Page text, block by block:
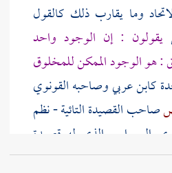
وما يقارب ذلك كالقول
يقولون : إن الوجود واحد
: هو الوجود الممكن للمخلوق
كابن عربيوصاحبهالقونوي
صاحب القصيدة التائية - نظم
السيواسي الذي له قصيدة
.والتلمسانيالذي شرح (